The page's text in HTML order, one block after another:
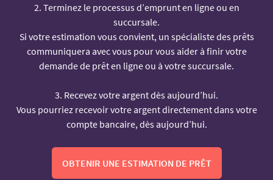
2. Terminez le processus d’emprunt en ligne ou en
succursale.
Si votre estimation vous convient, un spécialiste des prêts
communiquera avec vous pour vous aider à finir votre
demande de prêt en ligne ou à votre succursale.
3. Recevez votre argent dès aujourd’hui.
Vous pourriez recevoir votre argent directement dans votre
compte bancaire, dès aujourd’hui.
OBTENIR UNE ESTIMATION DE PRÊT